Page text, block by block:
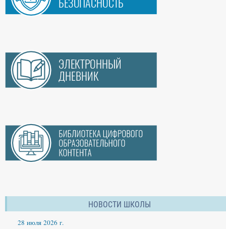
НОВОСТИ ШКОЛЫ
28 июля 2026 г.